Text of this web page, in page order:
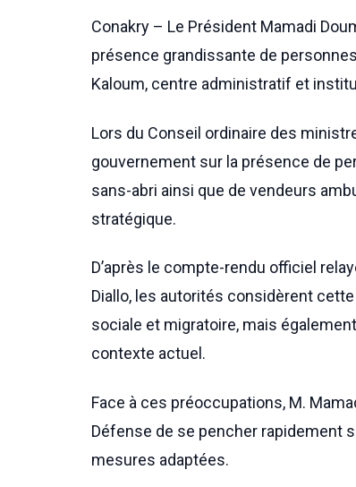
Conakry – Le Président Mamadi
présence grandissante de
Kaloum, centre administratif et
Lors du Conseil ordinaire des
gouvernement sur la présence de
sans-abri ainsi que de vendeurs
stratégique.
D’après le compte-rendu officiel
Diallo, les autorités considèrent
sociale et migratoire, mais
contexte actuel.
Face à ces préoccupations, M.
Défense de se pencher rapidement
mesures adaptées.